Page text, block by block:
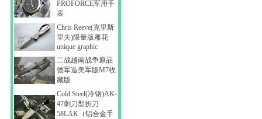
PROFORCE军用手
表
Chris Reeve(克里斯
里夫)限量版雕花
unique graphic
二战越南战争原品
德军造美军版M7收
藏版
Cold Steel(冷钢)AK-
47刺刀型折刀
58LAK（铝合金手